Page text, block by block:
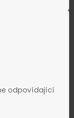
odpovídající